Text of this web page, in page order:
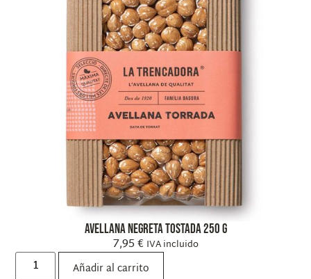
Avellana Negreta Tostada 250 g
7,95€ IVA incluido
Añadir al carrito